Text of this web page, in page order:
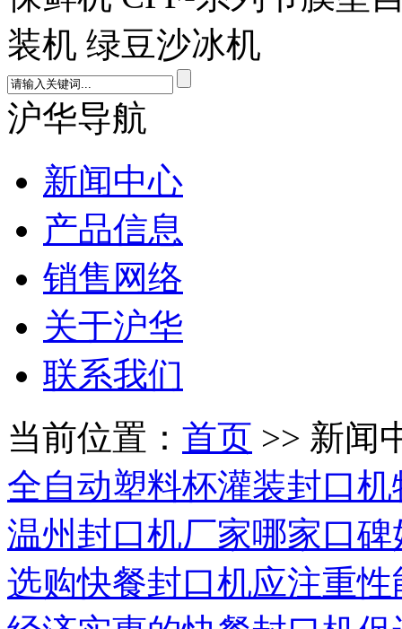
装机 绿豆沙冰机
沪华导航
新闻中心
产品信息
销售网络
关于沪华
联系我们
当前位置： 首页 >> 新闻
全自动塑料杯灌装封口机
温州封口机厂家哪家口碑
选购快餐封口机应注重